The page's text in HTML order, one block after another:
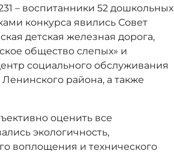
– воспитанники 52 дошкольных
конкурса явились Совет
детская железная дорога,
общество слепых» и
социального обслуживания
района, а также
оценить все
экологичность,
воплощения и технического